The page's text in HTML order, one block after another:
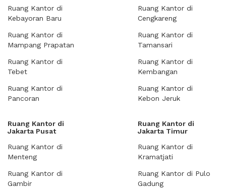
Ruang Kantor di
Kebayoran Baru
Ruang Kantor di
Mampang Prapatan
Ruang Kantor di
Tebet
Ruang Kantor di
Pancoran
Ruang Kantor di
Cengkareng
Ruang Kantor di
Tamansari
Ruang Kantor di
Kembangan
Ruang Kantor di
Kebon Jeruk
Ruang Kantor di
Jakarta Pusat
Ruang Kantor di
Menteng
Ruang Kantor di
Gambir
Ruang Kantor di
Jakarta Timur
Ruang Kantor di
Kramatjati
Ruang Kantor di Pulo
Gadung